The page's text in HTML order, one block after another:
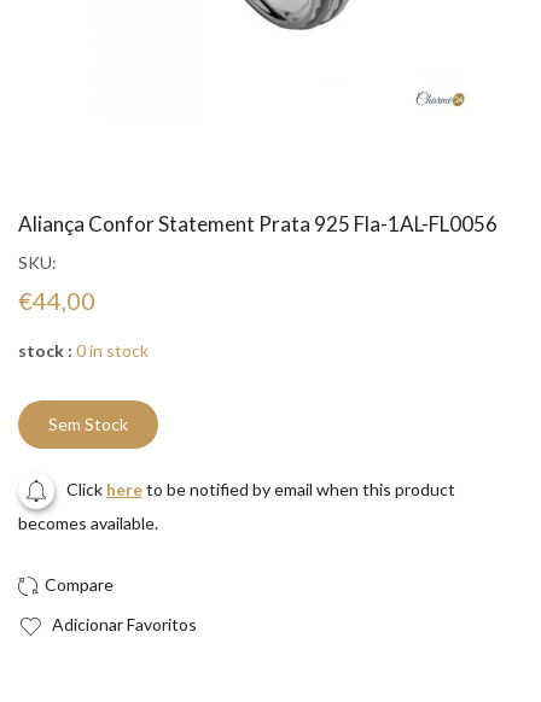
Aliança Confor Statement Prata 925 Fla-1AL-FL0056
SKU:
€44,00
stock : 0 in stock
Sem Stock
Click hereto be notified by email when this product
becomes available.
Adicionar Favoritos